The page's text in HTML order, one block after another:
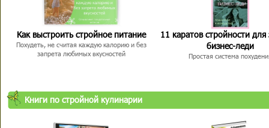
Как выстроить стройное питание
Похудеть, не считая каждую калорию и без
запрета любимых вкусностей
11 каратов стройности для
бизнес-леди
Простая система
Книги по стройной кулинарии